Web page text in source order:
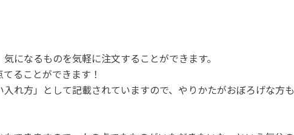
になるものを気軽に注文することができます。
ることができます！
れ方」として記載されていますので、やりかたがおぼろげな方も